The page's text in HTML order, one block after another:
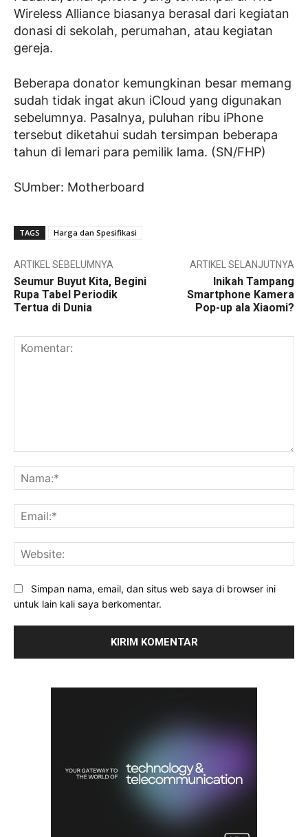
Wireless Alliance biasanya berasal dari kegiatan
donasi di sekolah, perumahan, atau kegiatan
gereja.
Beberapa donator kemungkinan besar memang
sudah tidak ingat akun iCloud yang digunakan
sebelumnya. Pasalnya, puluhan ribu iPhone
tersebut diketahui sudah tersimpan beberapa
tahun di lemari para pemilik lama. (SN/FHP)
SUmber: Motherboard
TAGS Harga dan Spesifikasi
ARTIKEL SEBELUMNYA
Seumur Buyut Kita, Begini
Rupa Tabel Periodik
Tertua di Dunia
ARTIKEL SELANJUTNYA
Inikah Tampang
Smartphone Kamera
Pop-up ala Xiaomi?
Simpan nama, email, dan situs web saya di browser ini
untuk lain kali saya berkomentar.